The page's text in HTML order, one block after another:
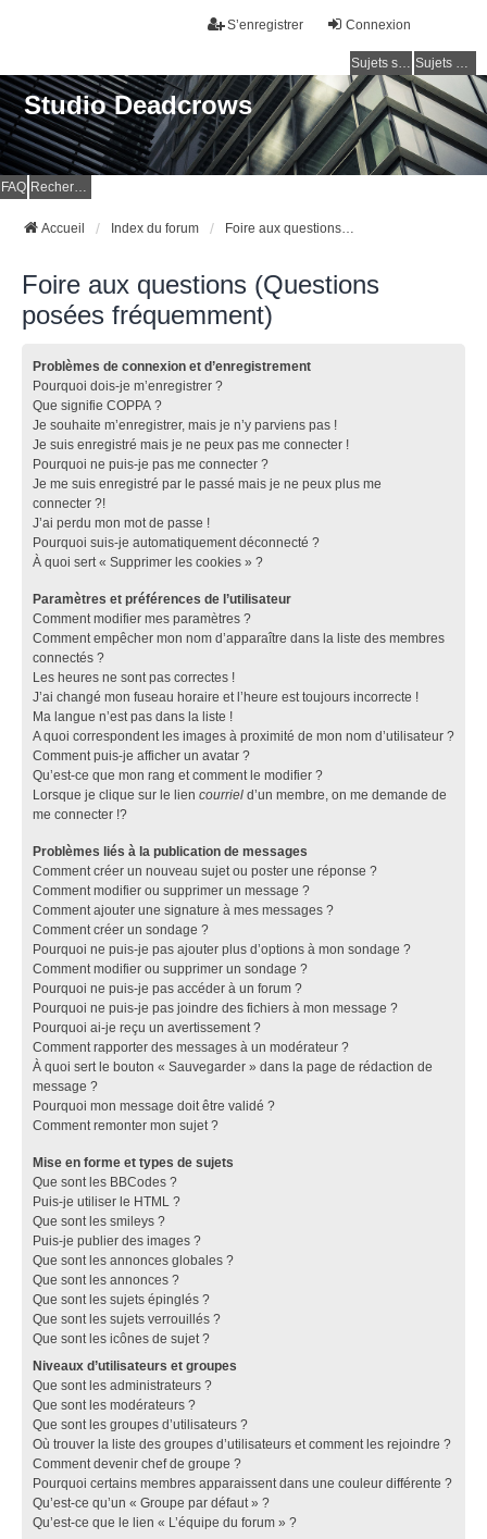
Connexion
S’enregistrer
Sujets sans réponse Sujets actifs
Studio Deadcrows
FAQ Rechercher
Accueil Index du forum Foire aux questions (Questions posées fréquemment)
Foire aux questions (Questions
posées fréquemment)
Problèmes de connexion et d’enregistrement
Pourquoi dois-je m’enregistrer ?
Que signifie COPPA ?
Je souhaite m’enregistrer, mais je n’y parviens pas !
Je suis enregistré mais je ne peux pas me connecter !
Pourquoi ne puis-je pas me connecter ?
Je me suis enregistré par le passé mais je ne peux plus me
connecter ?!
J’ai perdu mon mot de passe !
Pourquoi suis-je automatiquement déconnecté ?
À quoi sert « Supprimer les cookies » ?
Paramètres et préférences de l’utilisateur
Comment modifier mes paramètres ?
Comment empêcher mon nom d’apparaître dans la liste des membres
connectés ?
Les heures ne sont pas correctes !
J’ai changé mon fuseau horaire et l’heure est toujours incorrecte !
Ma langue n’est pas dans la liste !
A quoi correspondent les images à proximité de mon nom d’utilisateur ?
Comment puis-je afficher un avatar ?
Qu’est-ce que mon rang et comment le modifier ?
Lorsque je clique sur le lien courriel d’un membre, on me demande de
me connecter !?
Problèmes liés à la publication de messages
Comment créer un nouveau sujet ou poster une réponse ?
Comment modifier ou supprimer un message ?
Comment ajouter une signature à mes messages ?
Comment créer un sondage ?
Pourquoi ne puis-je pas ajouter plus d’options à mon sondage ?
Comment modifier ou supprimer un sondage ?
Pourquoi ne puis-je pas accéder à un forum ?
Pourquoi ne puis-je pas joindre des fichiers à mon message ?
Pourquoi ai-je reçu un avertissement ?
Comment rapporter des messages à un modérateur ?
À quoi sert le bouton « Sauvegarder » dans la page de rédaction de
message ?
Pourquoi mon message doit être validé ?
Comment remonter mon sujet ?
Mise en forme et types de sujets
Que sont les BBCodes ?
Puis-je utiliser le HTML ?
Que sont les smileys ?
Puis-je publier des images ?
Que sont les annonces globales ?
Que sont les annonces ?
Que sont les sujets épinglés ?
Que sont les sujets verrouillés ?
Que sont les icônes de sujet ?
Niveaux d’utilisateurs et groupes
Que sont les administrateurs ?
Que sont les modérateurs ?
Que sont les groupes d’utilisateurs ?
Où trouver la liste des groupes d’utilisateurs et comment les rejoindre ?
Comment devenir chef de groupe ?
Pourquoi certains membres apparaissent dans une couleur différente ?
Qu’est-ce qu’un « Groupe par défaut » ?
Qu’est-ce que le lien « L’équipe du forum » ?